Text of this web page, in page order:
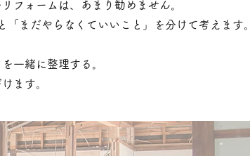
フォームは、あまり勧めません。
まだやらなくていいこと」を分けて考えます。
一緒に整理する。
ます。